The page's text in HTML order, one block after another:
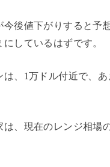
今後値下がりすると
しているはずです。
は、1万ドル付近で、
は、現在のレンジ相